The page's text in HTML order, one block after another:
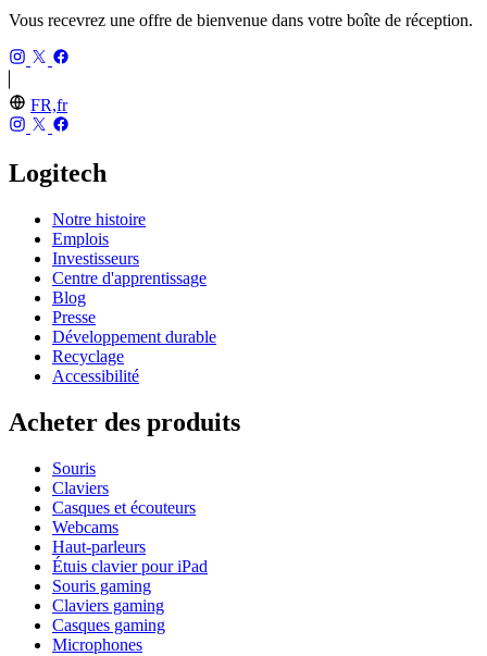
Vous recevrez une offre de bienvenue dans votre boîte de réception.
FR,fr
Logitech
Notre histoire
Emplois
Investisseurs
Centre d'apprentissage
Blog
Presse
Développement durable
Recyclage
Accessibilité
Acheter des produits
Souris
Claviers
Casques et écouteurs
Webcams
Haut-parleurs
Étuis clavier pour iPad
Souris gaming
Claviers gaming
Casques gaming
Microphones